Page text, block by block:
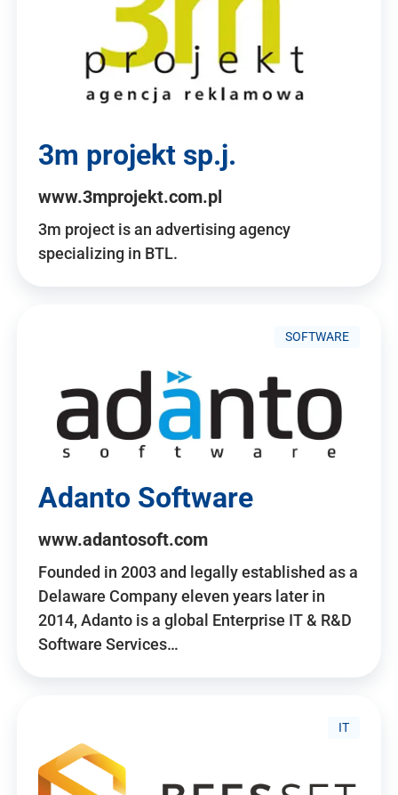
3m projekt sp.j.
www.3mprojekt.com.pl
3m project is an advertising agency
specializing in BTL.
SOFTWARE
Adanto Software
www.adantosoft.com
Founded in 2003 and legally established as a
Delaware Company eleven years later in
2014, Adanto is a global Enterprise IT & R&D
Software Services…
IT